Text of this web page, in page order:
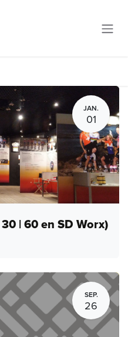
JAN.
01
| 60 en SD Worx)
SEP.
26